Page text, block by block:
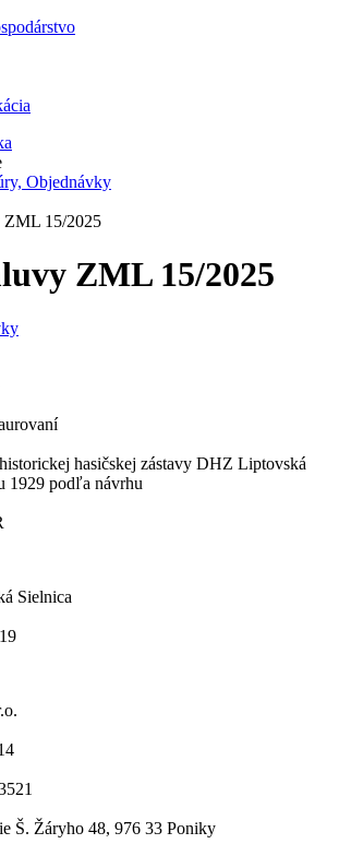
Objednávky
15/2025
ZML 15/2025
hasičskej zástavy DHZ Liptovská
1929 podľa návrhu
Sielnica
Š. Žáryho 48, 976 33 Poniky